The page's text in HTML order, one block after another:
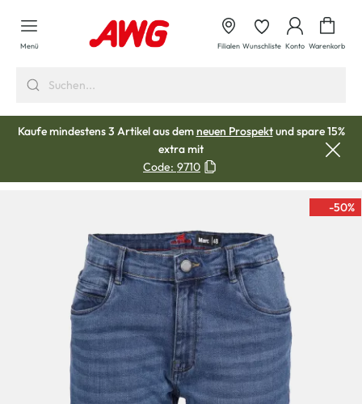
springen
Menü Filialen Wunschliste Konto Warenkorb
Kaufe mindestens 3 Artikel aus demneuen Prospektund spare 15%
extra mit
Code: 9710
-50%